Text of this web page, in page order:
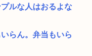
ルな人はおるよな
らん。弁当もいら